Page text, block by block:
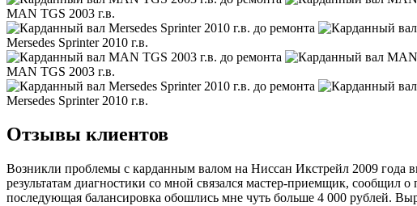
MAN TGS 2003 г.в.
Mersedes Sprinter 2010 г.в.
MAN TGS 2003 г.в.
Mersedes Sprinter 2010 г.в.
Отзывы клиентов
Возникли проблемы с карданным валом на Ниссан Икстрейл 2009 года
результатам диагностики со мной связался мастер-приемщик, сообщил
последующая балансировка обошлись мне чуть больше 4 000 рублей.